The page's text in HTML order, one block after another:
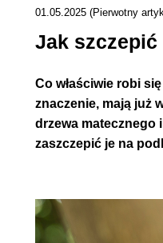
01.05.2025 (Pierwotny
Jak
Co właściwie robi
znaczenie, mają już
drzewa matecznego
zaszczepić je na